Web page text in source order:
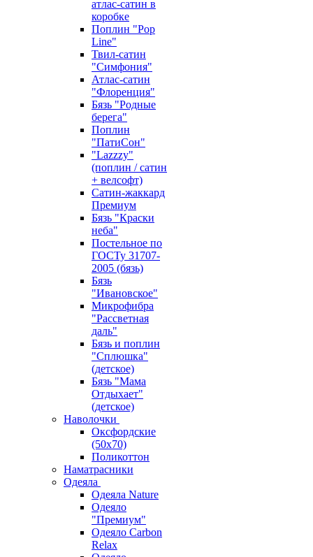
атлас-сатин в
коробке
Поплин "Pop
Line"
Твил-сатин
"Симфония"
Атлас-сатин
"Флоренция"
Бязь "Родные
берега"
Поплин
"ПатиСон"
"Lazzzy"
(поплин / сатин
+ велсофт)
Сатин-жаккард
Премиум
Бязь "Краски
неба"
Постельное по
ГОСТу 31707-
2005 (бязь)
Бязь
"Ивановское"
Микрофибра
"Рассветная
даль"
Бязь и поплин
"Сплюшка"
(детское)
Бязь "Мама
Отдыхает"
(детское)
Наволочки
Оксфордские
(50х70)
Поликоттон
Наматрасники
Одеяла
Одеяла Nature
Одеяло
"Премиум"
Одеяло Carbon
Relax